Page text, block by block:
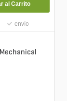
al Carrito
envío